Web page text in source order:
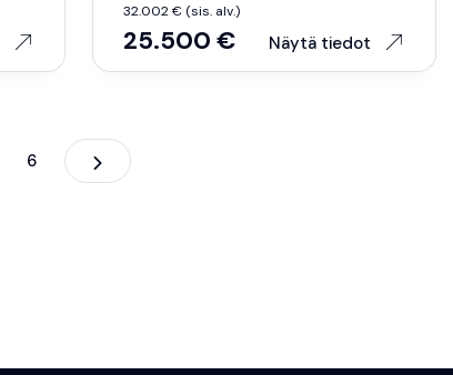
32.002 € (sis. alv.)
25.500 € Näytä tiedot
6 Seuraava